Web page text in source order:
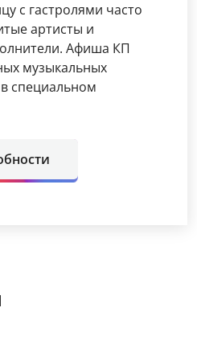
с гастролями часто
артисты и
Афиша КП
музыкальных
специальном